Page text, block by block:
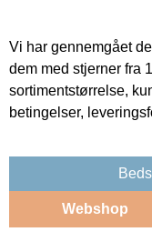
Vi har gennemgået
dem med stjerner fra
sortimentstørrelse,
betingelser,
Webshop